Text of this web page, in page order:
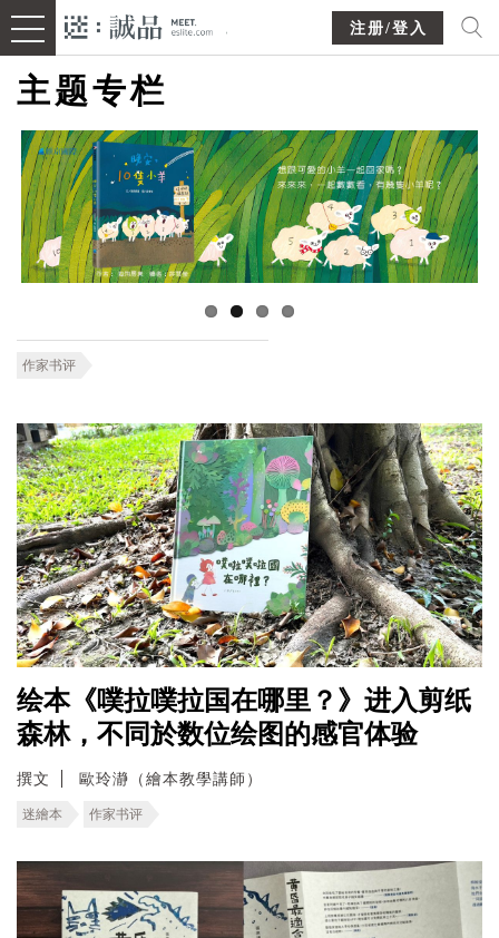
注册/登入
主题专栏
作家书评
绘本《噗拉噗拉国在哪里？》进入剪纸
森林，不同於数位绘图的感官体验
撰文 歐玲瀞（繪本教學講師）
迷繪本 作家书评